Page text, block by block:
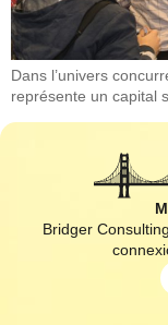
Dans l’univers
représente un capital
Bridger